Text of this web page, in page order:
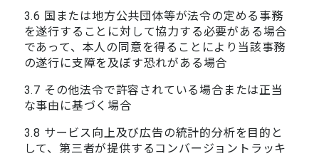
3.6 国または地方公共団体等が法令の定める事務
を遂行することに対して協力する必要がある場合
であって、本人の同意を得ることにより当該事務
の遂行に支障を及ぼす恐れがある場合
3.7 その他法令で許容されている場合または正当
な事由に基づく場合
3.8 サービス向上及び広告の統計的分析を目的と
して、第三者が提供するコンバージョントラッキ